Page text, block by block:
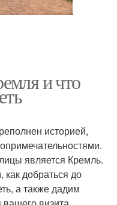
и что
историей,
является Кремль.
добраться до
а также дадим